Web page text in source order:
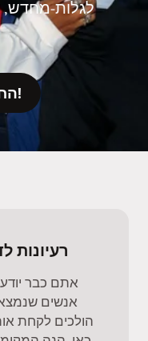
לגלות‑מחדש,
החלטתי לנסות!
רעיונות
אתם כבר
אנשים
הולכים לקחת